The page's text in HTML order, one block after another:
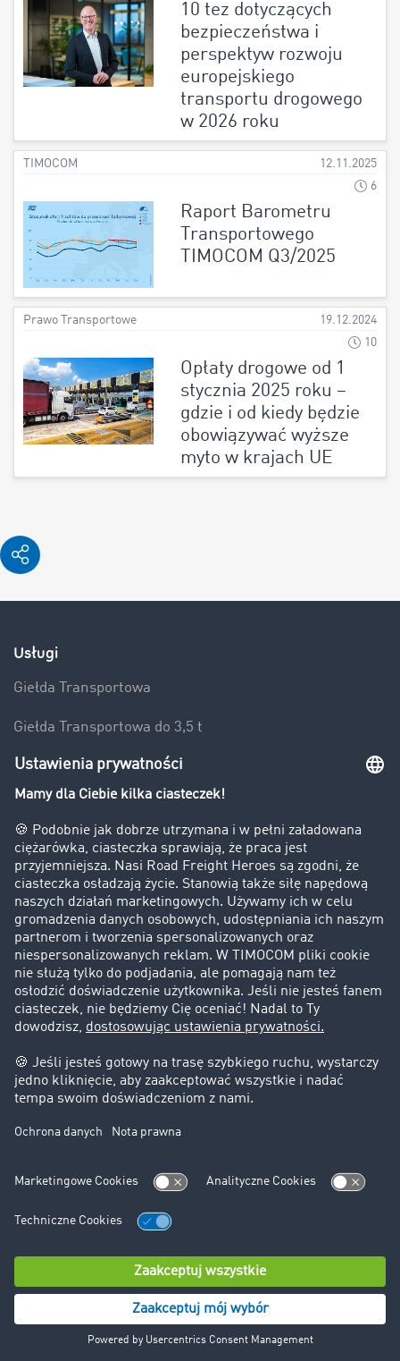
10 tez dotyczących
bezpieczeństwa i
perspektyw rozwoju
europejskiego
transportu drogowego
w 2026 roku
TIMOCOM
12.11.2025
6
Raport Barometru
Transportowego
TIMOCOM Q3/2025
Prawo Transportowe
19.12.2024
10
Opłaty drogowe od 1
stycznia 2025 roku –
gdzie i od kiedy będzie
obowiązywać wyższe
myto w krajach UE
Usługi
Giełda Transportowa
Giełda Transportowa do 3,5 t
Frachty
Powierzchnie Ładunkowe
Przetargi Transportowe
Trasa i Koszty
Zlecenia Transportowe
Zlecenia Transportowe do 3,5 t
Magazyny
Międzynarodowy Serwis Inkaso TIMOCOM
Tracking
Monitoring Przesyłek Live
Interfejsy (API)
Zamknięta Giełda Transportowa
TIMOCOM AI FAQ
TIMOCOM Messenger FAQ
Transakcje Biznesowe